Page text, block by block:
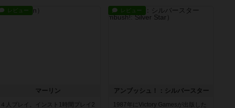
レビュー
マーリン
４人プレイ。インスト1時間プレイ2
レビュー
アンブッシュ！：シルバースター
1987年にVictory Gamesが出版した